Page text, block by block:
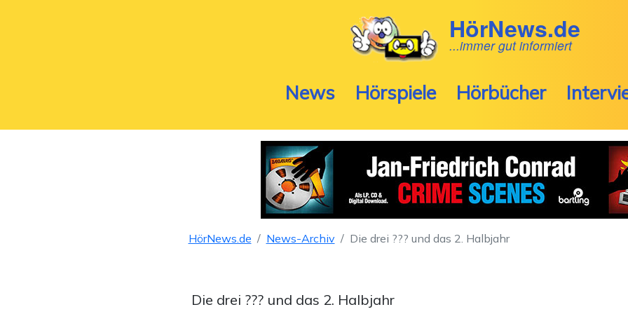
HörNews.de
...immer gut informiert
News Hörspiele Hörbücher
HörNews.de News-Archiv Die drei ??? und das 2. Halbjahr
Die drei ??? und das 2. Halbjahr